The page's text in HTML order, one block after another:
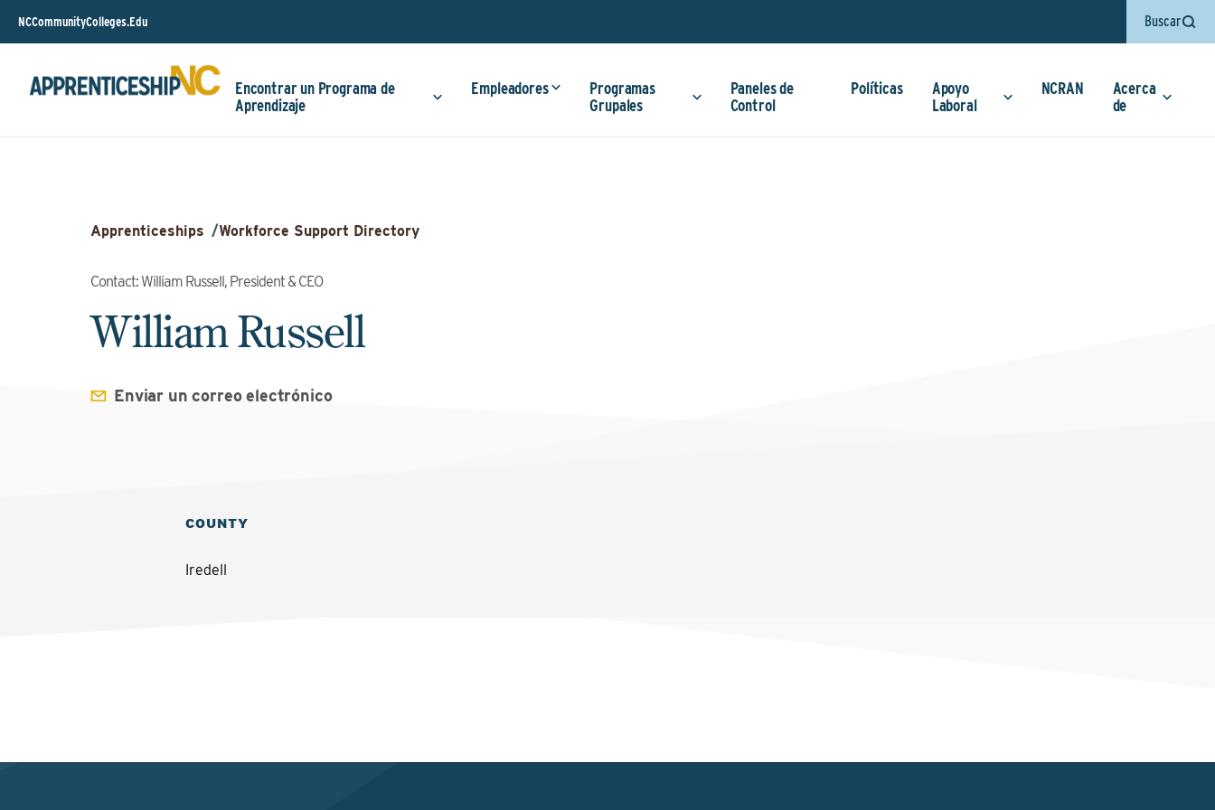
NCCommunityColleges.Edu Buscar
Encontrar un Programa de
Aprendizaje
Empleadores
Programas
Grupales
Paneles de
Control
Políticas
Apoyo
Laboral
NCRAN
Acerca
de
Apprenticeships /Workforce Support Directory
Contact: William Russell, President & CEO
William Russell
Enviar un correo electrónico
COUNTY
Iredell